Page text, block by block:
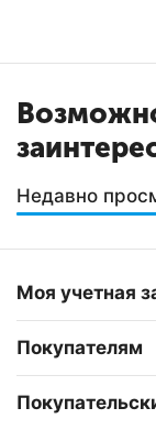
Недавно
Моя учетная
Покупателям